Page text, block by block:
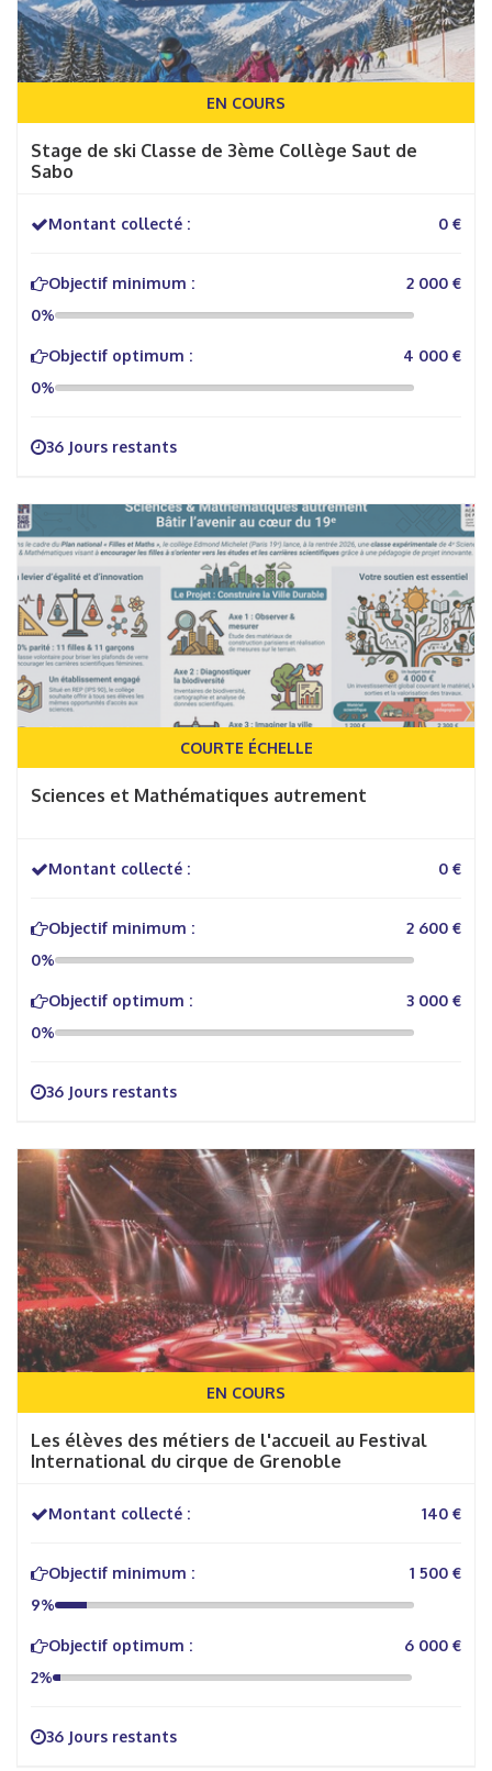
EN COURS
Stage de ski Classe de 3ème Collège Saut de
Sabo
Montant collecté : 0 €
Objectif minimum :
2 000 €
0%
Objectif optimum :
4 000 €
0%
36 Jours restants
COURTE ÉCHELLE
Sciences et Mathématiques autrement
Montant collecté : 0 €
Objectif minimum :
2 600 €
0%
Objectif optimum :
3 000 €
0%
36 Jours restants
EN COURS
Les élèves des métiers de l'accueil au Festival
International du cirque de Grenoble
Montant collecté : 140 €
Objectif minimum :
1 500 €
9%
Objectif optimum :
6 000 €
2%
36 Jours restants